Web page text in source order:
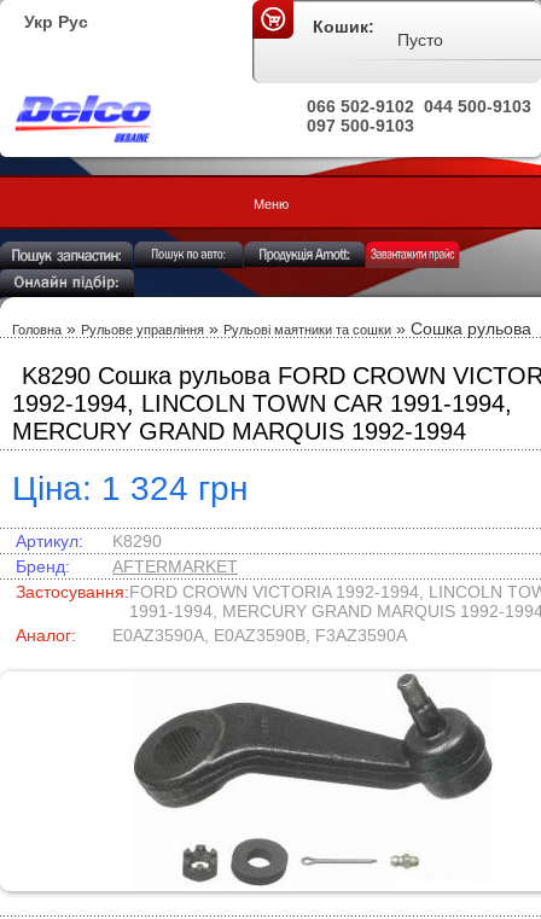
Укр Рус
044 500-9103
066 502-9102
097 500-9103
Кошик:
Пусто
Меню
Головна » Рульове управління » Рульові маятники та сошки » Сошка рульова
K8290 Сошка рульова FORD CROWN
1992-1994, LINCOLN TOWN CAR 1991-1994,
MERCURY GRAND MARQUIS 1992-1994
Ціна: 1 324 грн
Артикул:
K8290
Бренд:
AFTERMARKET
Застосування:FORD CROWN VICTORIA 1992-1994, LINCOLN
1991-1994, MERCURY GRAND MARQUIS 1992-
Аналог:
E0AZ3590A, E0AZ3590B, F3AZ3590A